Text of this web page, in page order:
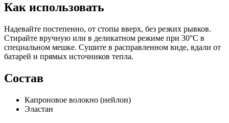
Как использовать
Надевайте постепенно, от стопы вверх, без резких рывков.
Стирайте вручную или в деликатном режиме при 30°C в
специальном мешке. Сушите в расправленном виде, вдали от
батарей и прямых источников тепла.
Состав
Капроновое волокно (нейлон)
Эластан